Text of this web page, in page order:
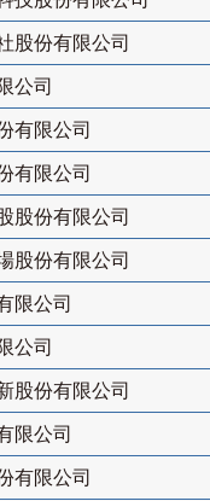
股份有限公司
公司
有限公司
有限公司
股份有限公司
股份有限公司
限公司
公司
股份有限公司
限公司
有限公司